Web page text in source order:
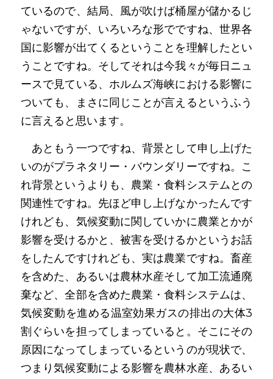
ているので、結局、風が吹けば桶屋が儲かるじ
ゃないですが、いろいろな形でですね、世界各
国に影響が出てくるということを理解したとい
うことですね。そしてそれは今我々が毎日ニュ
ースで見ている、ホルムズ海峡における影響に
ついても、まさに同じことが言えるというふう
に言えると思います。
あともう一つですね、背景として申し上げた
いのがプラネタリー・バウンダリーですね。こ
れ背景というよりも、農業・食料システムとの
関連性ですね。先ほど申し上げなかったんです
けれども、気候変動に関していかに農業とかが
影響を受けるかと、被害を受けるかというお話
をしたんですけれども、実は農業ですね。畜産
を含めた、あるいは農林水産そして加工流通廃
棄など、全部を含めた農業・食料システムは、
気候変動を進める温室効果ガスの排出の大体3
割ぐらいを担ってしまっていると。そこにその
原因になってしまっているというのが現状で、
つまり気候変動による影響を農林水産、あるい